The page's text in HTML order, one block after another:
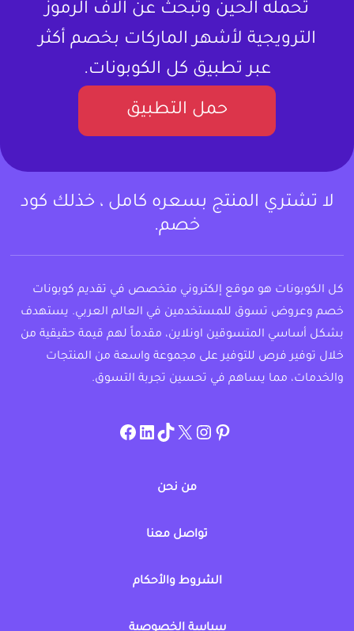
تحمله الحين وتبحث عن آلاف الرموز
الترويجية لأشهر الماركات بخصم أكثر
عبر تطبيق كل الكوبونات.
حمل التطبيق
لا تشتري المنتج بسعره كامل ، خذلك كود
خصم.
كل الكوبونات هو موقع إلكتروني متخصص في تقديم كوبونات
خصم وعروض تسوق للمستخدمين في العالم العربي. يستهدف
بشكل أساسي المتسوقين اونلاين، مقدماً لهم قيمة حقيقية من
خلال توفير فرص للتوفير على مجموعة واسعة من المنتجات
والخدمات، مما يساهم في تحسين تجربة التسوق.
pinterest
allcouponat
twitter
TikTok
linkedin
facebook
من نحن
تواصل معنا
الشروط والأحكام